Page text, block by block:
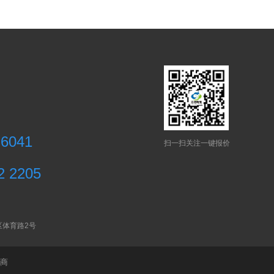
2205
扫一扫关注一键报价
体育路2号